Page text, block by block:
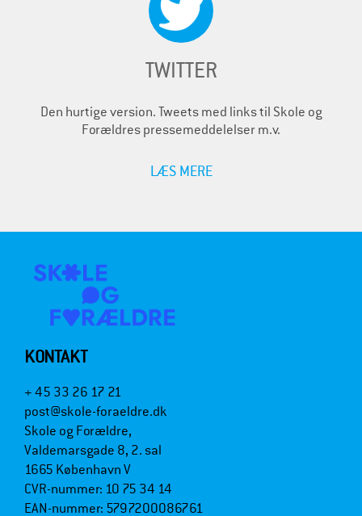
TWITTER
Den hurtige version. Tweets med links til Skole og
Forældres pressemeddelelser m.v.
LÆS MERE
KONTAKT
+ 45 33 26 17 21
post@skole-foraeldre.dk
Skole og Forældre,
Valdemarsgade 8, 2. sal
1665 København V
CVR-nummer: 10 75 34 14
EAN-nummer: 5797200086761